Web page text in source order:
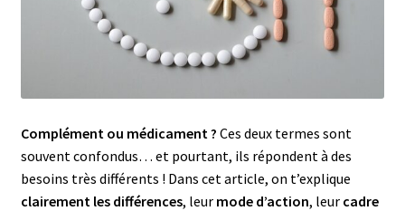
Complément ou médicament ? Ces deux termes sont
souvent confondus… et pourtant, ils répondent à des
besoins très différents ! Dans cet article, on t’explique
clairement les différences, leur mode d’action, leur cadre